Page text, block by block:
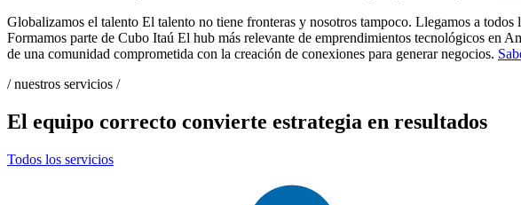
Globalizamos el talento El talento no tiene fronteras y nosotros tampoco. Llegamos a
Formamos parte de Cubo Itaú El hub más relevante de emprendimientos tecnológicos en
de una comunidad comprometida con la creación de conexiones para generar negocios.
/nuestros servicios /
El equipo correcto convierte estrategia en resultados
Todos los servicios